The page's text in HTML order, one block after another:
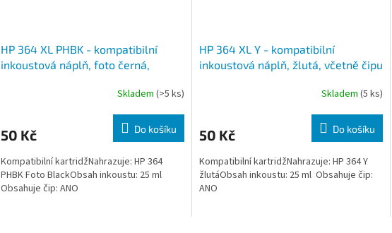
HP 364 XL PHBK - kompatibilní
inkoustová náplň, foto černá,
Skladem (>5 ks)
50 Kč Do košíku
Kompatibilní kartridžNahrazuje: HP 364
PHBK Foto BlackObsah inkoustu: 25 ml
Obsahuje čip: ANO
HP 364 XL Y - kompatibilní
inkoustová náplň, žlutá, včetně čipu
Skladem (5 ks)
50 Kč Do košíku
Kompatibilní kartridžNahrazuje: HP 364 Y
žlutáObsah inkoustu: 25 ml Obsahuje čip:
ANO